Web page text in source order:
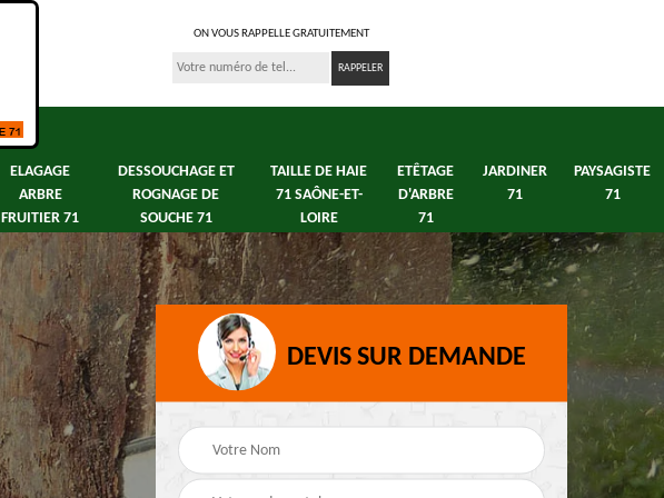
ON VOUS RAPPELLE GRATUITEMENT
ELAGAGE
ARBRE
FRUITIER 71
DESSOUCHAGE ET
ROGNAGE DE
SOUCHE 71
TAILLE DE HAIE
71 SAÔNE-ET-
LOIRE
ETÊTAGE
D'ARBRE
71
JARDINER
71
PAYSAGISTE
71
Abattage d'arbres 71
Saône-et-Loire
Elagage arbre fruitier
71
DEVIS SUR DEMANDE